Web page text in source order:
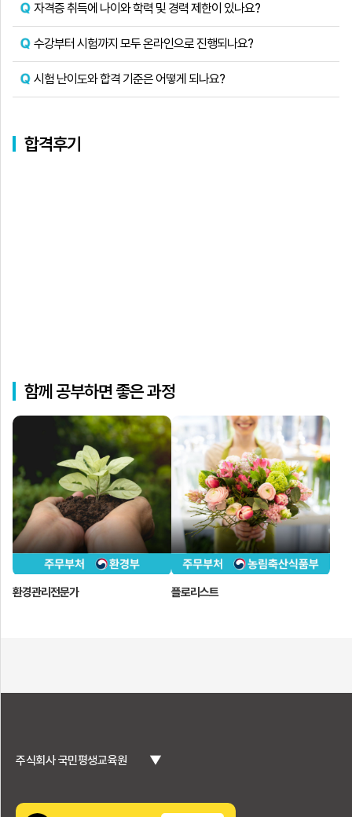
자격증 취득에 나이와 학력 및 경력 제한이 있나요?
수강부터 시험까지 모두 온라인으로 진행되나요?
시험 난이도와 합격 기준은 어떻게 되나요?
합격후기
함께 공부하면 좋은 과정
환경관리전문가 플로리스트
주식회사 국민평생교육원 ▼